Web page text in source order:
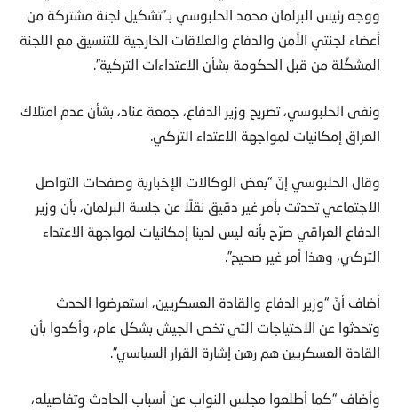
ووجه رئيس البرلمان محمد الحلبوسي بـ”تشكيل لجنة مشتركة من
أعضاء لجنتي الأمن والدفاع والعلاقات الخارجية للتنسيق مع اللجنة
المشكّلة من قبل الحكومة بشأن الاعتداءات التركية”.
ونفى الحلبوسي، تصريح وزير الدفاع، جمعة عناد، بشأن عدم امتلاك
العراق إمكانيات لمواجهة الاعتداء التركي.
وقال الحلبوسي إنّ “بعض الوكالات الإخبارية وصفحات التواصل
الاجتماعي تحدثت بأمر غير دقيق نقلًا عن جلسة البرلمان، بأن وزير
الدفاع العراقي صرّح بأنه ليس لدينا إمكانيات لمواجهة الاعتداء
التركي، وهذا أمر غير صحيح”.
أضاف أنّ “وزير الدفاع والقادة العسكريين، استعرضوا الحدث
وتحدثوا عن الاحتياجات التي تخص الجيش بشكل عام، وأكدوا بأن
القادة العسكريين هم رهن إشارة القرار السياسي”.
وأضاف “كما أطلعوا مجلس النواب عن أسباب الحادث وتفاصيله،